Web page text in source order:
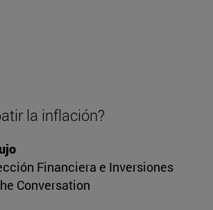
la inflación?
Financiera e Inversiones
Conversation